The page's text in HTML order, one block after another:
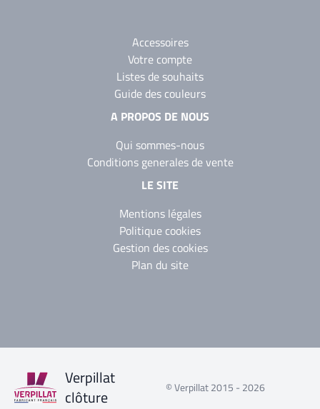
Accessoires
Votre compte
Listes de souhaits
Guide des couleurs
A PROPOS DE NOUS
Qui sommes-nous
Conditions generales de vente
LE SITE
Mentions légales
Politique cookies
Gestion des cookies
Plan du site
Verpillat
clôture
© Verpillat 2015 - 2026